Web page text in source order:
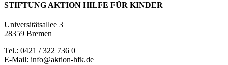
STIFTUNG AKTION HILFE FÜR KINDER
Universitätsallee 3
28359 Bremen
Tel.: 0421 / 322 736 0
E-Mail: info@aktion-hfk.de